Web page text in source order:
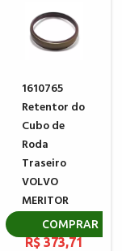
1610765
Retentor do
Cubo de
Roda
Traseiro
VOLVO
MERITOR
8065747
R$ 373,71
COMPRAR